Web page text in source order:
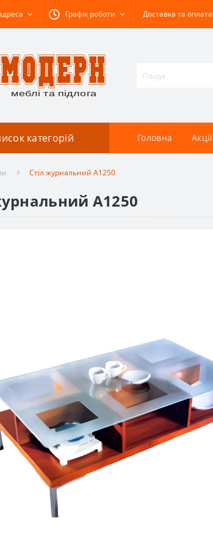
Графік роботи Доставка та оплата
категорій Головна Акції
Стіл журнальний A1250
A1250